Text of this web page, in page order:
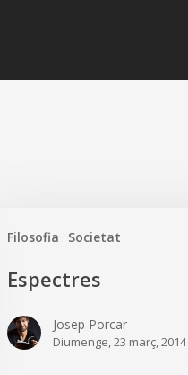
Filosofia Societat
Espectres
Josep Porcar
Diumenge, 23 març, 2014